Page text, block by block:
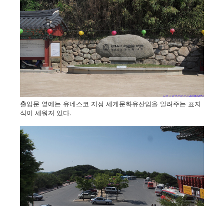
출입문 옆에는 유네스코 지정 세계문화유산임을 알려주는 표지
석이 세워져 있다.